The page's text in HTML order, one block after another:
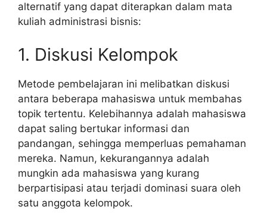
alternatif yang dapat diterapkan dalam mata
kuliah administrasi bisnis:
1. Diskusi Kelompok
Metode pembelajaran ini melibatkan diskusi
antara beberapa mahasiswa untuk membahas
topik tertentu. Kelebihannya adalah mahasiswa
dapat saling bertukar informasi dan
pandangan, sehingga memperluas pemahaman
mereka. Namun, kekurangannya adalah
mungkin ada mahasiswa yang kurang
berpartisipasi atau terjadi dominasi suara oleh
satu anggota kelompok.